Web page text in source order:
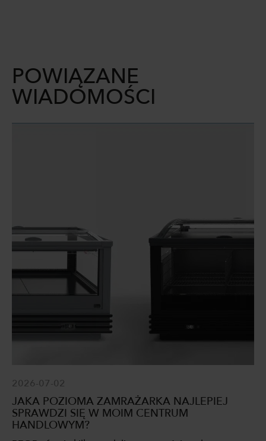
POWIĄZANE
WIADOMOŚCI
2026-07-02
JAKA POZIOMA ZAMRAŻARKA NAJLEPIEJ
SPRAWDZI SIĘ W MOIM CENTRUM
HANDLOWYM?